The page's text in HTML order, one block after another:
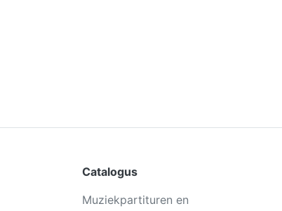
Catalogus
Muziekpartituren en